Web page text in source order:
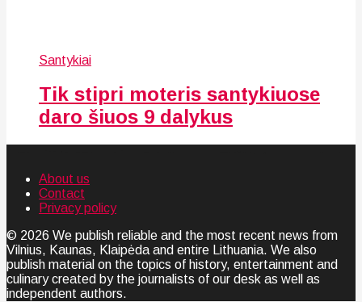
Santykiai
Tik stipri moteris santykiuose
daro šiuos 9 dalykus
About us
Contact
Privacy policy
© 2026 We publish reliable and the most recent news from
Vilnius, Kaunas, Klaipėda and entire Lithuania. We also
publish material on the topics of history, entertainment and
culinary created by the journalists of our desk as well as
independent authors.